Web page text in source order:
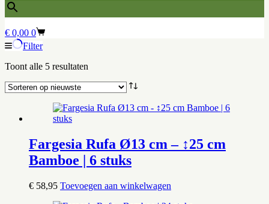
Winkelwagen
€ 0,00 0
Filter
Toont alle 5 resultaten
nieuwste
Fargesia Rufa Ø13 cm – ↕25 cm
Bamboe | 6 stuks
€ 58,95 Toevoegen aan winkelwagen